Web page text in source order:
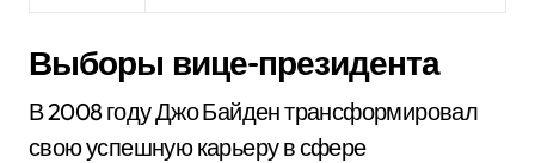
Выборы вице-президента
В 2008 году Джо Байден трансформировал
свою успешную карьеру в сфере